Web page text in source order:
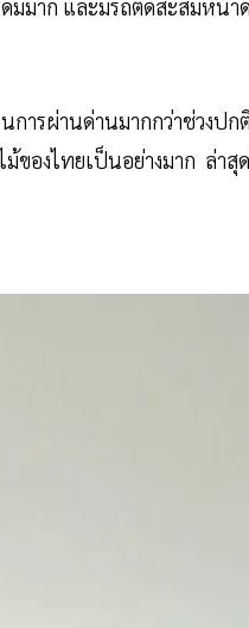
มมาก และมีรถติดสะสมหน้
การผ่านด่านมากกว่าช่วงป
ของไทยเป็นอย่างมาก ล่า